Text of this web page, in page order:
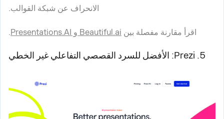
الانحراف عن شبكة القوالب.
اقرأ مقارنة مفصلة بين Beautiful.ai و Presentations.AI .
5. Prezi: الأفضل للسرد القصصي التفاعلي غير الخطي